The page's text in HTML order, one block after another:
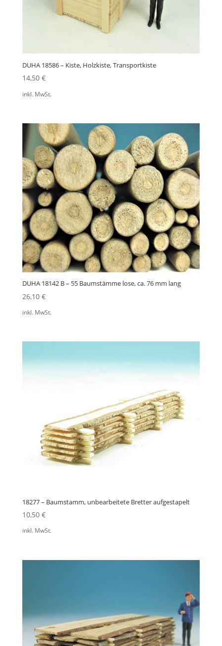
DUHA 18586 – Kiste, Holzkiste, Transportkiste
14,50 €
inkl. MwSt.
DUHA 18142 B – 55 Baumstämme lose, ca. 76 mm lang
26,10 €
inkl. MwSt.
18277 – Baumstamm, unbearbeitete Bretter aufgestapelt
10,50 €
inkl. MwSt.